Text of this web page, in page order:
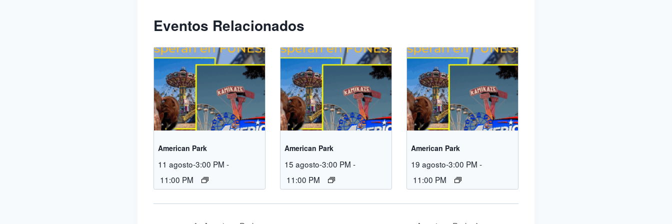
Eventos Relacionados
American Park
11 agosto-3:00 PM -
11:00 PM
American Park
15 agosto-3:00 PM -
11:00 PM
American Park
19 agosto-3:00 PM -
11:00 PM